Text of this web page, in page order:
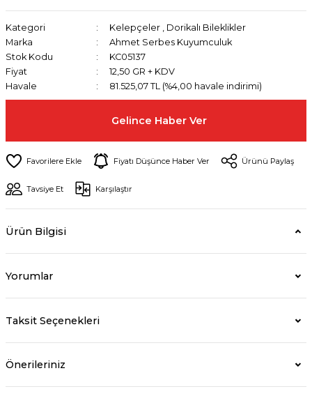
Kategori Kelepçeler , Dorikalı Bileklikler
Marka
Ahmet Serbes Kuyumculuk
Stok Kodu
KC05137
Fiyat
12,50 GR + KDV
Havale
81.525,07 TL (%4,00 havale indirimi)
Gelince Haber Ver
Fiyatı Düşünce Haber Ver Ürünü Paylaş
Tavsiye Et Karşılaştır
Ürün Bilgisi
Yorumlar
Taksit Seçenekleri
Önerileriniz